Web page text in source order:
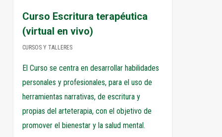
Curso Escritura terapéutica
(virtual en vivo)
CURSOS Y TALLERES
El Curso se centra en desarrollar habilidades
personales y profesionales, para el uso de
herramientas narrativas, de escritura y
propias del arteterapia, con el objetivo de
promover el bienestar y la salud mental.